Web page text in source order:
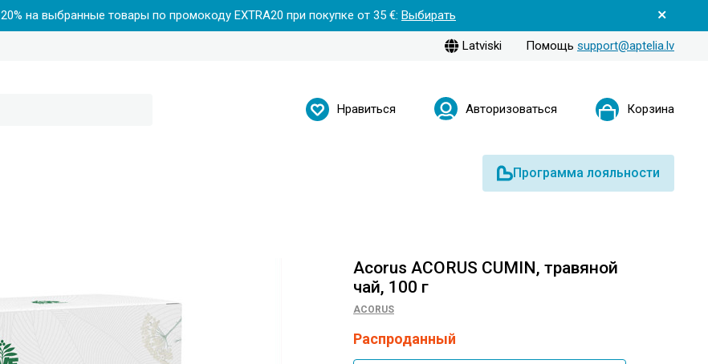
на выбранные товары по промокоду EXTRA20 при покупке от 35 €: Выбирать
Latviski Помощь support@aptelia.lv
Нравиться Авторизоваться Корзина
Программа лояльности
Acorus ACORUS CUMIN, травяной
чай, 100 г
ACORUS
Распроданный